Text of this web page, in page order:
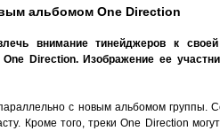
альбомом One Direction
внимание тинейджеров к
One Direction. Изображение ее
с новым альбомом группы.
Кроме того, треки One Direction